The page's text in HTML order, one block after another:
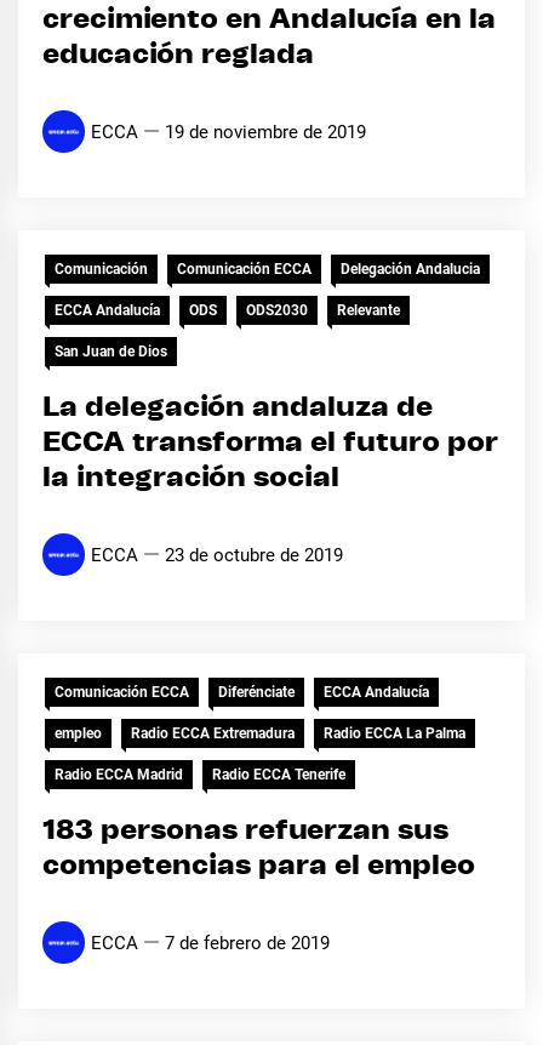
crecimiento en Andalucía en la
educación reglada
ECCA 19 de noviembre de 2019
Comunicación Comunicación ECCA Delegación Andalucia
ECCA Andalucía ODS ODS2030 Relevante
San Juan de Dios
La delegación andaluza de
ECCA transforma el futuro por
la integración social
ECCA 23 de octubre de 2019
Comunicación ECCA Diferénciate ECCA Andalucía
empleo Radio ECCA Extremadura Radio ECCA La Palma
Radio ECCA Madrid Radio ECCA Tenerife
183 personas refuerzan sus
competencias para el empleo
ECCA 7 de febrero de 2019